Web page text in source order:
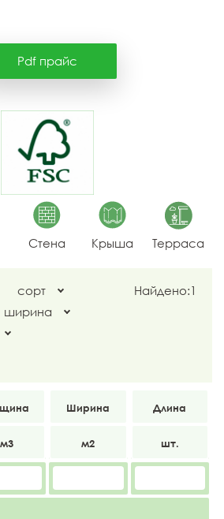
Pdf прайс
Стена Крыша Терраса
сорт
ширина
Найдено:1
20 120 4000